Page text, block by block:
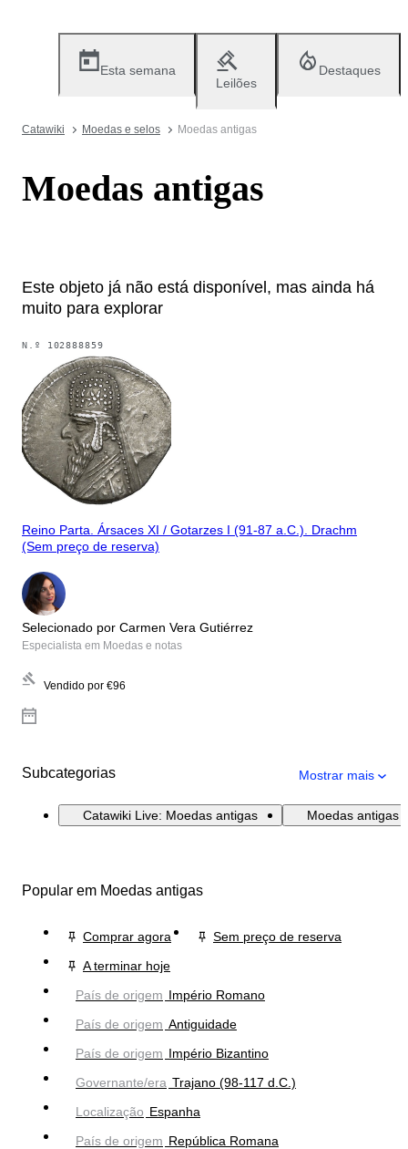
Esta semana
Leilões
Destaques
Catawiki Moedas e selos Moedas antigas
Moedas antigas
Este objeto já não está disponível, mas ainda há
muito para explorar
N.º 102888859
Reino Parta. Ársaces XI / Gotarzes I (91-87 a.C.). Drachm
(Sem preço de reserva)
Selecionado por Carmen Vera Gutiérrez
Especialista em Moedas e notas
Vendido por €96
Subcategorias Mostrar mais
Catawiki Live: Moedas antigas Moedas antigas
Popular em Moedas antigas
Comprar agora
Sem preço de reserva
A terminar hoje
País de origem Império Romano
País de origem Antiguidade
País de origem Império Bizantino
Governante/era Trajano (98-117 d.C.)
Localização Espanha
País de origem República Romana